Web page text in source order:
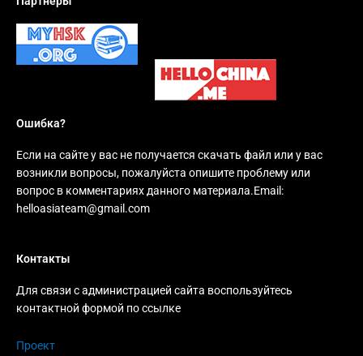
Ошибка?
Если на сайте у вас не получается скачать файл или у вас
возникли вопросы, пожалуйста опишите проблему или
вопрос в комментариях данного материала.Email:
helloasiateam@gmail.com
Контакты
Для связи с администрацией сайта воспользуйтесь
контактной формой по ссылке
Проект